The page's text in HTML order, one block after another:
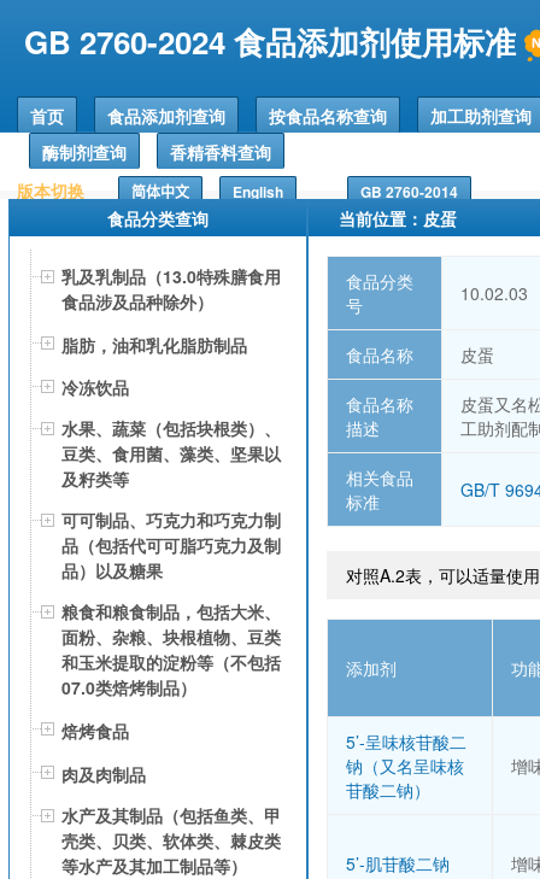
GB 2760-2024 食品添加剂使用标准
首页 食品添加剂查询 按食品名称查询
加工助剂查询
酶制剂查询
香精香料查询
版本切换
简体中文 English GB 2760-2014
食品分类查询
乳及乳制品（13.0特殊膳食用
食品涉及品种除外）
脂肪，油和乳化脂肪制品
冷冻饮品
水果、蔬菜（包括块根类）、
豆类、食用菌、藻类、坚果以
及籽类等
可可制品、巧克力和巧克力制
品（包括代可可脂巧克力及制
品）以及糖果
粮食和粮食制品，包括大米、
面粉、杂粮、块根植物、豆类
和玉米提取的淀粉等（不包括
07.0类焙烤制品）
焙烤食品
肉及肉制品
水产及其制品（包括鱼类、甲
壳类、贝类、软体类、棘皮类
等水产及其加工制品等）
当前位置：皮蛋
食品分类
号
10.02.03
食品名称 皮蛋
食品名称
描述
皮蛋又名
工助剂配
相关食品
标准
GB/T
对照A.2表，可以适量使
添加剂 功
5’-呈味核苷酸二
钠（又名呈味核
苷酸二钠）
增
5’-肌苷酸二钠 增